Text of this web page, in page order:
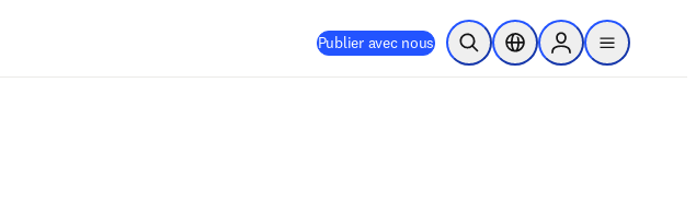
Publier avec nous Ouvrir la recherche
Sélecteur de localisation
Sign in to products
menu